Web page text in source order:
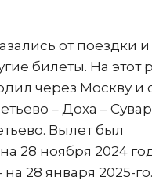
от поездки
билеты. На этот
через Москву и
– Доха –
Вылет был
28 ноября 2024
28 января 2025-го.